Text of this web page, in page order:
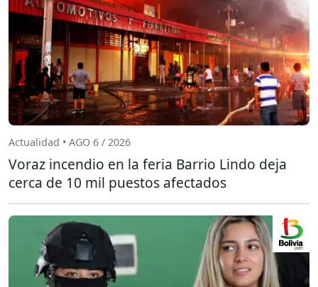
Actualidad • AGO 6 / 2026
Voraz incendio en la feria Barrio Lindo deja
cerca de 10 mil puestos afectados